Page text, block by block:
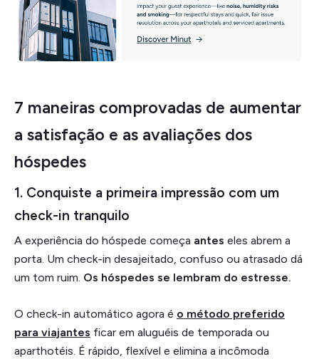
7 maneiras comprovadas de aumentar
a satisfação e as avaliações dos
hóspedes
1. Conquiste a primeira impressão com um
check-in tranquilo
A experiência do hóspede começa antes eles abrem a
porta. Um check-in desajeitado, confuso ou atrasado dá
um tom ruim. Os hóspedes se lembram do estresse.
O check-in automático agora é o método preferido
para viajantes ficar em aluguéis de temporada ou
aparthotéis. É rápido, flexível e elimina a incômoda